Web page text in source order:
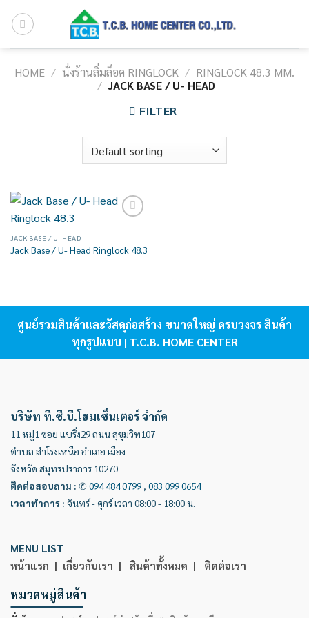
HOME / นั่งร้านลิ่มล็อค RINGLOCK / RINGLOCK 48.3 MM.
/ JACK BASE / U- HEAD
FILTER
JACK BASE / U- HEAD
Jack Base / U- Head Ringlock 48.3
ศูนย์รวมสินค้าและวัสดุก่อสร้าง ขนาดใหญ่ ครบวงจร สินค้า
ทุกรูปแบบ | T.C.B. HOME CENTER
บริษัท ที.ซี.บี.โฮมเซ็นเตอร์ จำกัด
11 หมู่1 ซอย แบริ่ง29 ถนน สุขุมวิท107
ตำบล สำโรงเหนือ อำเภอ เมือง
จังหวัด สมุทรปราการ 10270
ติดต่อสอบถาม : ✆ 094 484 0799 , 083 099 0654
เวลาทำการ : จันทร์ - ศุกร์ เวลา 08:00 - 18:00 น.
MENU LIST
หน้าแรก | เกี่ยวกับเรา | สินค้าทั้งหมด | ติดต่อเรา
หมวดหมู่สินค้า